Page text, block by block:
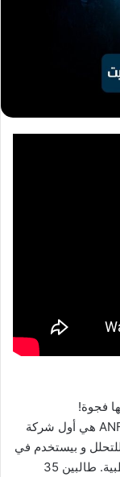
فجوة!
شركة الاهرام لصناعة الأقمشة غیر المنسوجة ANF هي أول شركة
و بيستخدم في
حاجات كتير زي المنادیل المبللة والمنتجات الطبیة. طالبين 35